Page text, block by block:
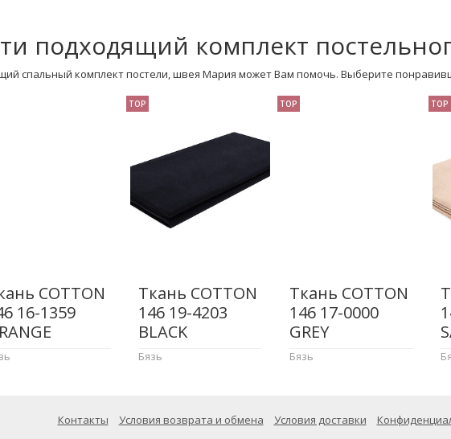
подходящий комплект
спальный комплект постели, швея Мария может Вам помочь. Выберите
COTTON
16-1359
TOP
Ткань COTTON
146 19-4203
BLACK
Бязь
TOP
Ткань COTTON
146 17-0000
GREY
Бязь
TOP
Контакты Условия возврата и обмена Условия доставки